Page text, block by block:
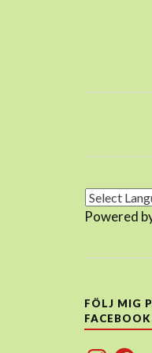
Powered
FÖLJ MIG